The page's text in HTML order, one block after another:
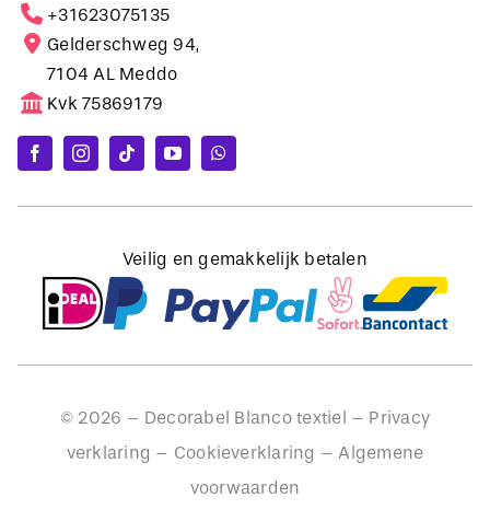
+31623075135
Gelderschweg 94,
7104 AL Meddo
Kvk 75869179
Veilig en gemakkelijk betalen
© 2026 – Decorabel Blanco textiel – Privacy
verklaring – Cookieverklaring –Algemene
voorwaarden